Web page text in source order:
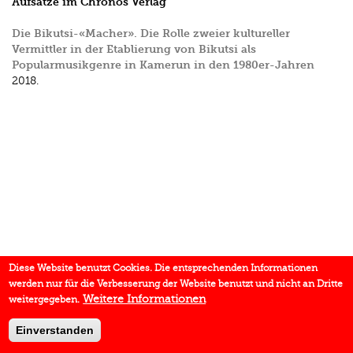
Die Bikutsi-«Macher». Die Rolle zweier kultureller
Vermittler in der Etablierung von Bikutsi als
Popularmusikgenre in Kamerun in den 1980er-Jahren
2018.
Diese Website benutzt Cookies. Die entsprechenden Informationen
werden nur für die Verbesserung der Website benutzt und nicht an Dritte
weitergegeben. Weitere Informationen
Einverstanden